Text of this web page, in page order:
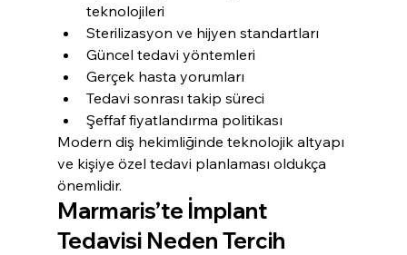
teknolojileri
Sterilizasyon ve hijyen standartları
Güncel tedavi yöntemleri
Gerçek hasta yorumları
Tedavi sonrası takip süreci
Şeffaf fiyatlandırma politikası
Modern diş hekimliğinde teknolojik altyapı
ve kişiye özel tedavi planlaması oldukça
önemlidir.
Marmaris’te İmplant
Tedavisi Neden Tercih